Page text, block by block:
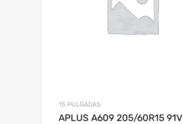
15 PULGADAS
APLUS A609 205/60R15 91V